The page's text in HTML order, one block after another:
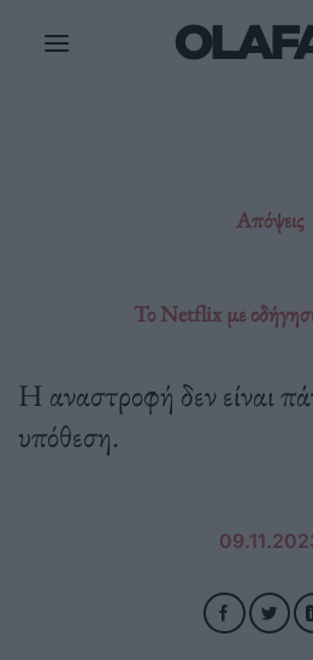
Απόψεις
Το Netflix με
Η αναστροφή δεν είναι
υπόθεση.